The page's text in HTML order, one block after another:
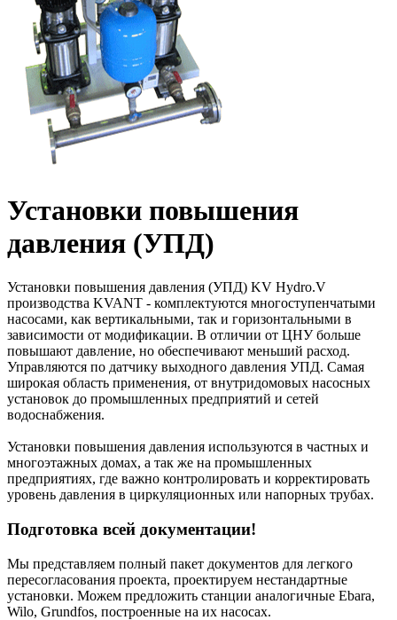
Установки повышения
давления (УПД)
Установки повышения давления (УПД) KV Hydro.V
производства KVANT - комплектуются многоступенчатыми
насосами, как вертикальными, так и горизонтальными в
зависимости от модификации. В отличии от ЦНУ больше
повышают давление, но обеспечивают меньший расход.
Управляются по датчику выходного давления УПД. Самая
широкая область применения, от внутридомовых насосных
установок до промышленных предприятий и сетей
водоснабжения.
Установки повышения давления используются в частных и
многоэтажных домах, а так же на промышленных
предприятиях, где важно контролировать и корректировать
уровень давления в циркуляционных или напорных трубах.
Подготовка всей документации!
Мы представляем полный пакет документов для легкого
пересогласования проекта, проектируем нестандартные
установки. Можем предложить станции аналогичные Ebara,
Wilo, Grundfos, построенные на их насосах.